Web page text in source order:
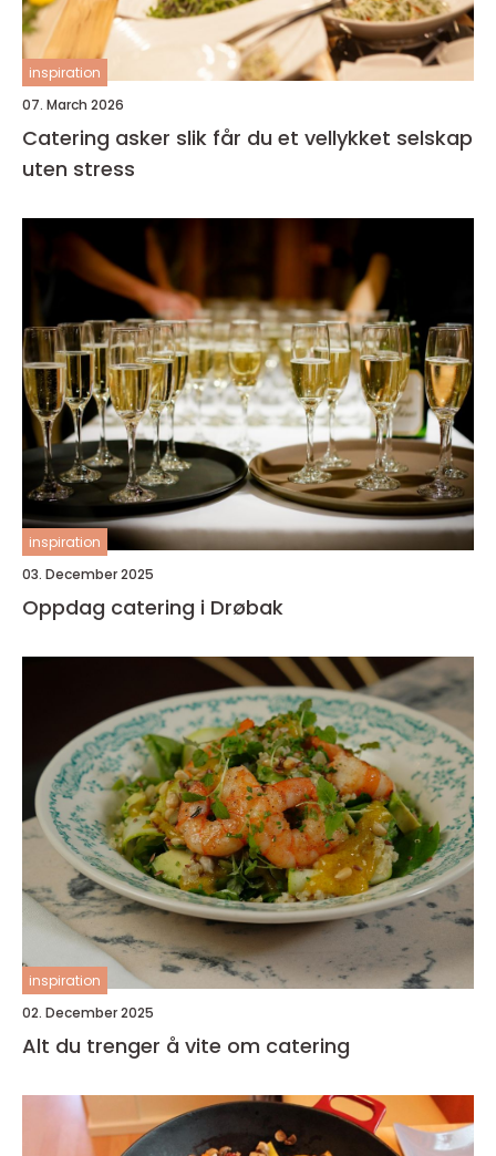
inspiration
07. March 2026
Catering asker slik får du et vellykket selskap
uten stress
inspiration
03. December 2025
Oppdag catering i Drøbak
inspiration
02. December 2025
Alt du trenger å vite om catering